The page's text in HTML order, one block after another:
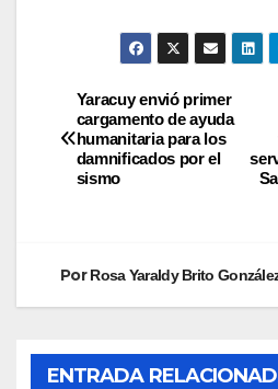
Yaracuy envió primer
cargamento de ayuda
humanitaria para los
damnificados por el
sismo
PorRosa Yaraldy Brito
ENTRADA